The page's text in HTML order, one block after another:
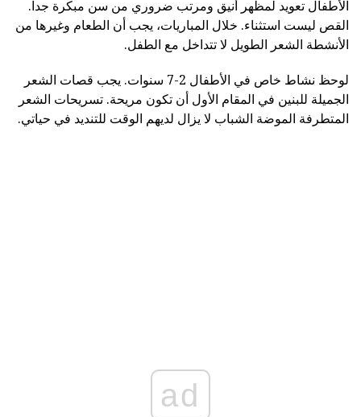
الأطفال تعويد لمظهر أنيق ومرتب ضروري من سن مبكرة جدا.
القص ليست استثناء. خلال المباريات، يجب أن الطعام وغيرها من
الأنشطة الشعر الطويل لا تتداخل مع الطفل.
لوحظ نشاط خاص في الأطفال 2-7 سنوات. يجب قصات الشعر
الجميلة للبنين في المقام الأول أن تكون مريحة. تسريحات الشعر
المتطرفة الموضة الشباب لا يزال لديهم الوقت للتنديد في حياتي.
ad